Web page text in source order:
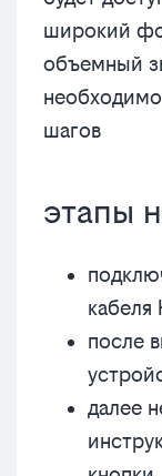
широкий
объемный
шагов
этапы
кабеля
после
далее